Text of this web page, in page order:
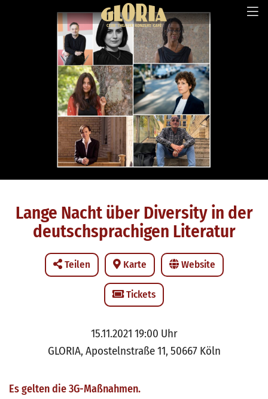
Lange Nacht über Diversity in der
deutschsprachigen Literatur
Teilen Karte Website
Tickets
15.11.2021 19:00 Uhr
GLORIA, Apostelnstraße 11, 50667 Köln
Es gelten die 3G-Maßnahmen.